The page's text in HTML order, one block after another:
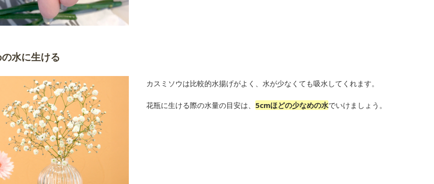
水に生ける
カスミソウは比較的水揚げがよく、水が少なくても吸水してくれます。
花瓶に生ける際の水量の目安は、 5cmほどの少なめの水でいけましょう。